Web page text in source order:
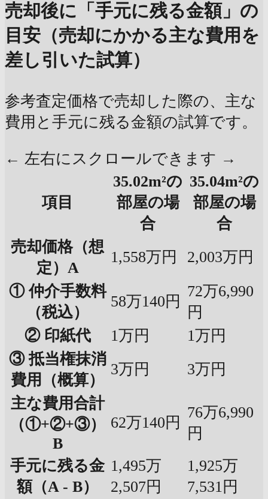
売却後に「手元に残る金額」の
目安（売却にかかる主な費用を
差し引いた試算）
参考査定価格で売却した際の、主な
費用と手元に残る金額の試算です。
← 左右にスクロールできます →
項目
35.02m²の
部屋の場
合
35.04m²の
部屋の場
合
売却価格（想
定）A
1,558万円
2,003万円
① 仲介手数料
（税込）
58万140円
72万6,990
円
② 印紙代
1万円
1万円
③ 抵当権抹消
費用（概算）
3万円
3万円
主な費用合計
（①+②+③）
B
62万140円
76万6,990
円
手元に残る金
額（A - B）
1,495万
2,507円
1,925万
7,531円